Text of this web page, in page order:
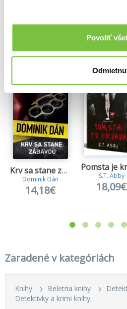
Povoliť
Ďalšie z kategórie
Viac z tejto
Krv sa stane zábavou
Dominik Dán
14,18€
S.T. Abby
18,09€
Zaradené v kategóriách
Knihy Beletria knihy
Detektívky a krimi knihy